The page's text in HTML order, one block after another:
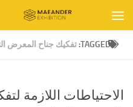
TAGGED: تفكيك جناح المعرض
الاحتياطات اللازمة